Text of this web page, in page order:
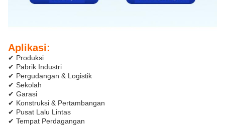
Aplikasi:
✔ Produksi
✔ Pabrik Industri
✔ Pergudangan & Logistik
✔ Sekolah
✔ Garasi
✔ Konstruksi & Pertambangan
✔ Pusat Lalu Lintas
✔ Tempat Perdagangan